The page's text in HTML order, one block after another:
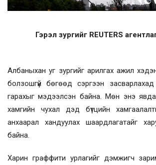
Гэрэл зургийг REUTERS
Албаныхан уг зургийг арилгах ажил
болзошгүй бөгөөд сэргээн
гарахыг мэдээлсэн байна. Мөн энэ
хамгийн чухал дэд бүтцийн
анхаарал хандуулах шаардлагатайг
байна.
Харин граффити урлагийг дэмжигч зарим